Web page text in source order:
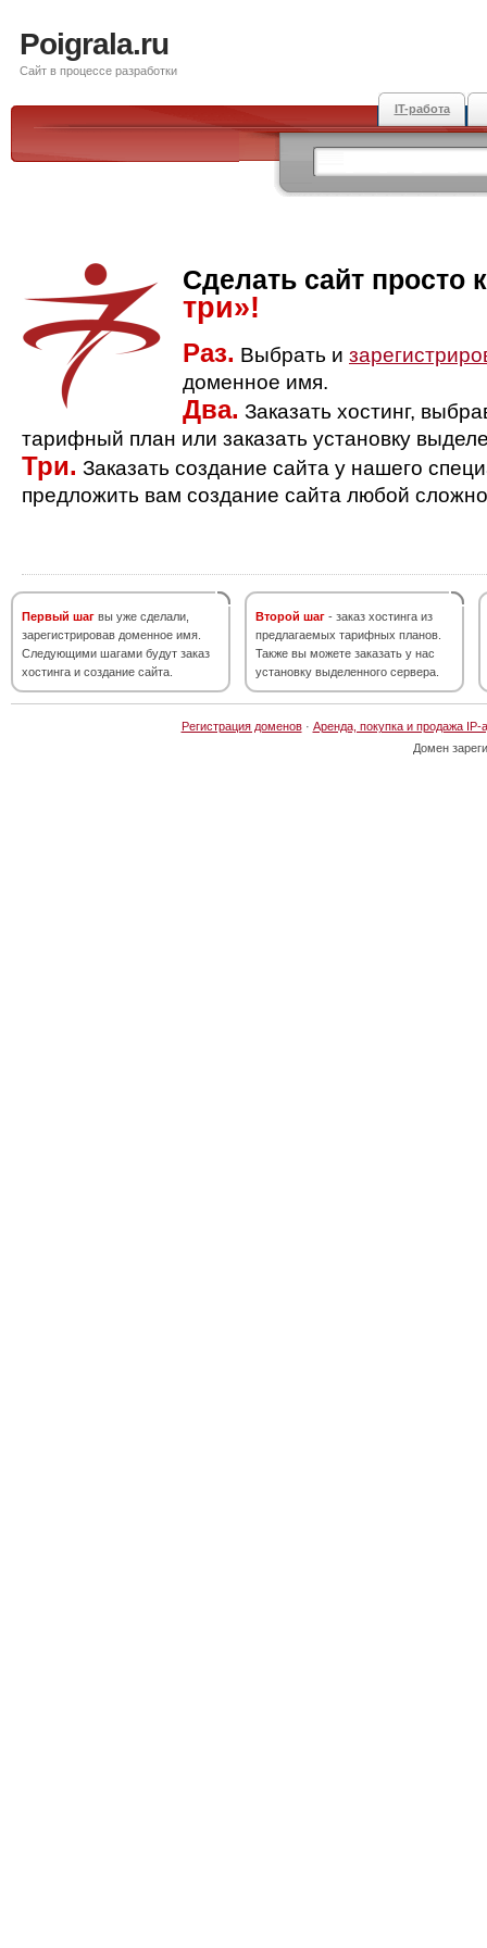
Poigrala.ru
Сайт в процессе разработки
IT-работа
Сделать сайт просто
три»!
Раз. Выбрать и
доменное имя.
Два. Заказать хостинг,
тарифный план или заказать установку
Три. Заказать создание сайта у нашего
предложить вам создание сайта любой
Первый шаг вы уже сделали,
зарегистрировав доменное имя.
Следующими шагами будут заказ
хостинга и создание сайта.
Второй шаг - заказ хостинга из
предлагаемых тарифных планов.
Также вы можете заказать у нас
установку выделенного сервера.
Регистрация доменов· Аренда, покупка и продажа IP-
Домен